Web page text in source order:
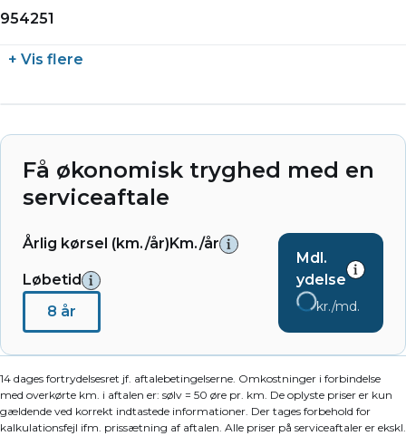
954251
+ Vis flere
Få økonomisk tryghed med en
serviceaftale
Årlig kørsel (km./år)Km./år
Løbetid
8 år
Mdl.
ydelse
kr./md.
14 dages fortrydelsesret jf. aftalebetingelserne. Omkostninger i forbindelse
med overkørte km. i aftalen er: sølv = 50 øre pr. km. De oplyste priser er kun
gældende ved korrekt indtastede informationer. Der tages forbehold for
kalkulationsfejl ifm. prissætning af aftalen. Alle priser på serviceaftaler er ekskl.